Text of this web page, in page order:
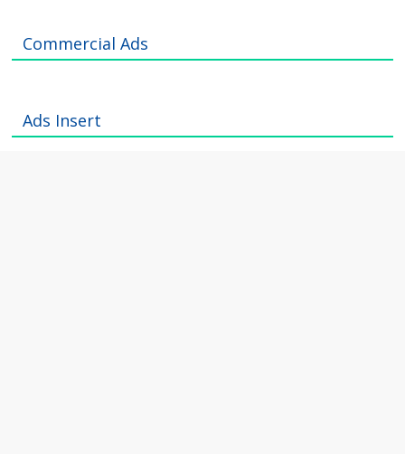
Commercial Ads
Ads Insert